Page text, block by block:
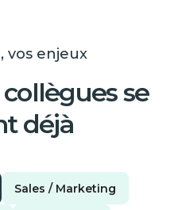
vos enjeux
se
déjà
Sales / Marketing